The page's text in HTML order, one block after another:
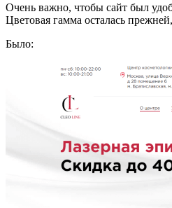
Очень важно, чтобы сайт был
Цветовая гамма осталась
Было: